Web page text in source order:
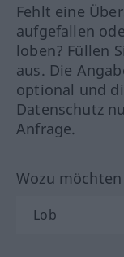
Fehlt eine
aufgefallen
loben? Füllen
aus. Die
optional und
Datenschutz
Anfrage.
Wozu